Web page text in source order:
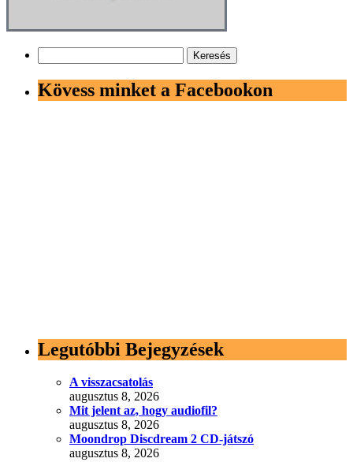
Kövess minket a Facebookon
Legutóbbi Bejegyzések
A visszacsatolás
augusztus 8, 2026
Mit jelent az, hogy audiofil?
augusztus 8, 2026
Moondrop Discdream 2 CD-játszó
augusztus 8, 2026